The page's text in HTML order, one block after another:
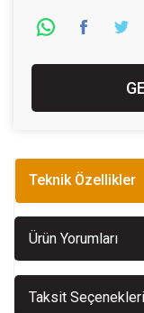
Teknik Özellikler
Ürün Yorumları
Taksit Seçenekleri